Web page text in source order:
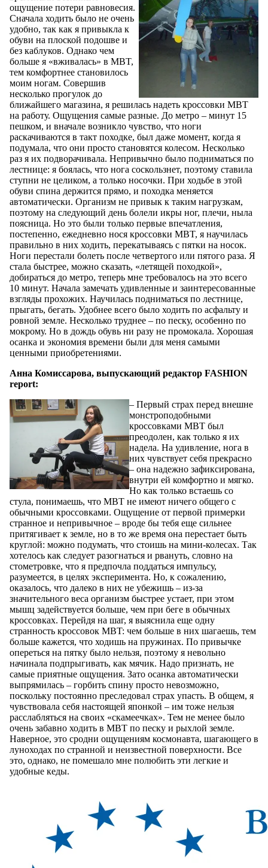
ощущение потери равновесия.
Сначала ходить было не очень
удобно, так как я привыкла к
обуви на плоской подошве и
без каблуков. Однако чем
больше я «вживалась» в MBT,
тем комфортнее становилось
моим ногам. Совершив
несколько прогулок до
ближайшего магазина, я решилась надеть кроссовки MBT
на работу. Ощущения самые разные. До метро – минут 15
пешком, и вначале возникло чувство, что ноги
раскачиваются в такт походке, был даже момент, когда я
подумала, что они просто становятся колесом. Несколько
раз я их подворачивала. Непривычно было подниматься по
лестнице: я боялась, что нога соскользнет, поэтому ставила
ступни не целиком, а только носочки. При ходьбе в этой
обуви спина держится прямо, и походка меняется
автоматически. Организм не привык к таким нагрузкам,
поэтому на следующий день болели икры ног, плечи, ныла
поясница. Но это были только первые впечатления,
постепенно, ежедневно нося кроссовки MBT, я научилась
правильно в них ходить, перекатываясь с пятки на носок.
Ноги перестали болеть после четвертого или пятого раза. Я
стала быстрее, можно сказать, «летящей походкой»,
добираться до метро, теперь мне требовалось на это всего
10 минут. Начала замечать удивленные и заинтересованные
взгляды прохожих. Научилась подниматься по лестнице,
прыгать, бегать. Удобнее всего было ходить по асфальту и
ровной земле. Несколько труднее – по песку, особенно по
мокрому. Но в дождь обувь ни разу не промокала. Хорошая
осанка и экономия времени были для меня самыми
ценными приобретениями.
Анна Комиссарова, выпускающий редактор FASHION
report:
– Первый страх перед внешне
монстроподобными
кроссовками MBT был
преодолен, как только я их
надела. На удивление, нога в
них чувствует себя прекрасно
– она надежно зафиксирована,
внутри ей комфортно и мягко.
Но как только встаешь со
стула, понимаешь, что MBT не имеют ничего общего с
обычными кроссовками. Ощущение от первой примерки
странное и непривычное – вроде бы тебя еще сильнее
притягивает к земле, но в то же время она перестает быть
круглой: можно подумать, что стоишь на мини-колесах. Так
хотелось как следует разогнаться и рвануть, словно на
стометровке, что я предпочла поддаться импульсу,
разумеется, в целях эксперимента. Но, к сожалению,
оказалось, что далеко в них не убежишь – из-за
значительного веса организм быстрее устает, при этом
мышц задействуется больше, чем при беге в обычных
кроссовках. Перейдя на шаг, я выяснила еще одну
странность кроссовок MBT: чем больше в них шагаешь, тем
больше кажется, что ходишь на пружинах. По привычке
опереться на пятку было нельзя, поэтому я невольно
начинала подпрыгивать, как мячик. Надо признать, не
самые приятные ощущения. Зато осанка автоматически
выпрямилась – горбить спину просто невозможно,
поскольку постоянно преследовал страх упасть. В общем, я
чувствовала себя настоящей японкой – им тоже нельзя
расслабляться на своих «скамеечках». Тем не менее было
очень забавно ходить в MBT по песку и рыхлой земле.
Наверное, это сродни ощущениям космонавта, шагающего в
луноходах по странной и неизвестной поверхности. Все
это, однако, не помешало мне полюбить эти легкие и
удобные кеды.